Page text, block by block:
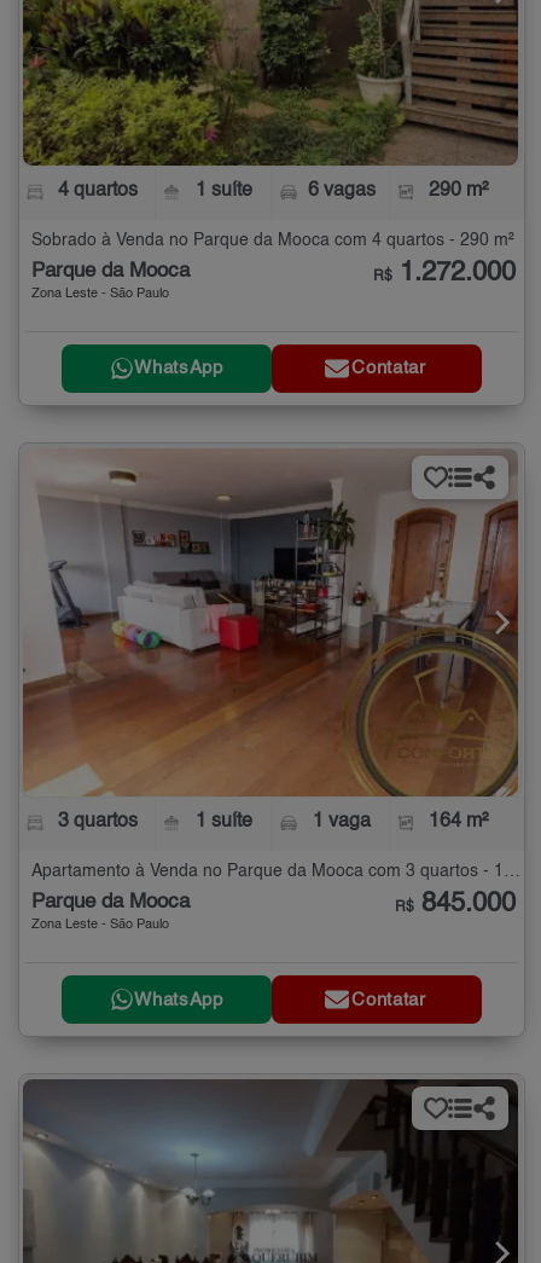
4 quartos 1 suíte 6 vagas 290 m²
Sobrado à Venda no Parque da Mooca com 4 quartos - 290 m²
Parque da Mooca
Zona Leste - São Paulo
R$ 1.272.000
WhatsApp Contatar
3 quartos 1 suíte 1 vaga 164 m²
Apartamento à Venda no Parque da Mooca com 3 quartos - 164 m²
Parque da Mooca
Zona Leste - São Paulo
R$ 845.000
WhatsApp Contatar